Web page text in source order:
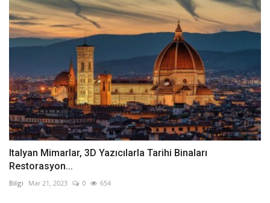
Italyan Mimarlar, 3D Yazıcılarla Tarihi Binaları
Restorasyon...
Bilgi Mar 21, 2023 0 654